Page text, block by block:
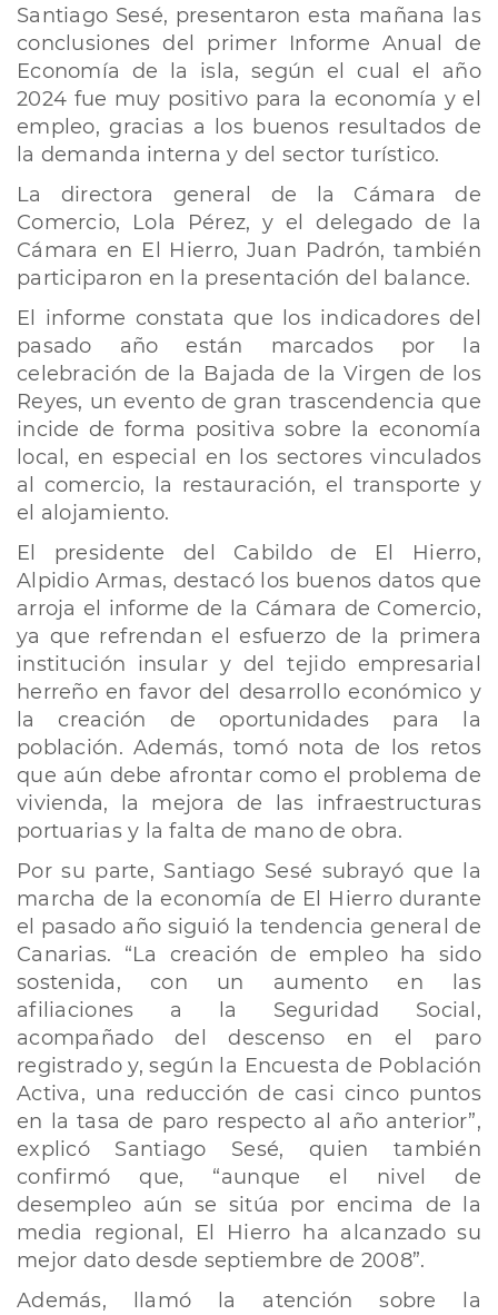
Santiago Sesé, presentaron esta mañana las
conclusiones del primer Informe Anual de
Economía de la isla, según el cual el año
2024 fue muy positivo para la economía y el
empleo, gracias a los buenos resultados de
la demanda interna y del sector turístico.
La directora general de la Cámara de
Comercio, Lola Pérez, y el delegado de la
Cámara en El Hierro, Juan Padrón, también
participaron en la presentación del balance.
El informe constata que los indicadores del
pasado año están marcados por la
celebración de la Bajada de la Virgen de los
Reyes, un evento de gran trascendencia que
incide de forma positiva sobre la economía
local, en especial en los sectores vinculados
al comercio, la restauración, el transporte y
el alojamiento.
El presidente del Cabildo de El Hierro,
Alpidio Armas, destacó los buenos datos que
arroja el informe de la Cámara de Comercio,
ya que refrendan el esfuerzo de la primera
institución insular y del tejido empresarial
herreño en favor del desarrollo económico y
la creación de oportunidades para la
población. Además, tomó nota de los retos
que aún debe afrontar como el problema de
vivienda, la mejora de las infraestructuras
portuarias y la falta de mano de obra.
Por su parte, Santiago Sesé subrayó que la
marcha de la economía de El Hierro durante
el pasado año siguió la tendencia general de
Canarias. “La creación de empleo ha sido
sostenida, con un aumento en las
afiliaciones a la Seguridad Social,
acompañado del descenso en el paro
registrado y, según la Encuesta de Población
Activa, una reducción de casi cinco puntos
en la tasa de paro respecto al año anterior”,
explicó Santiago Sesé, quien también
confirmó que, “aunque el nivel de
desempleo aún se sitúa por encima de la
media regional, El Hierro ha alcanzado su
mejor dato desde septiembre de 2008”.
Además, llamó la atención sobre la